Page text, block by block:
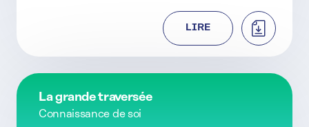
LIRE
La grande traversée
Connaissance de soi